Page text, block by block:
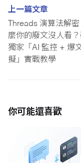
上一篇文章
Threads 演算法解
麼你的廢文沒人看
獨家「AI 監控 + 爆
擬」實戰教學
你可能還喜歡